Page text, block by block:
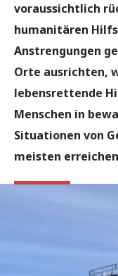
voraussichtlich
humanitären
Anstrengungen
Orte ausrichten,
lebensrettende
Menschen in
Situationen von
meisten